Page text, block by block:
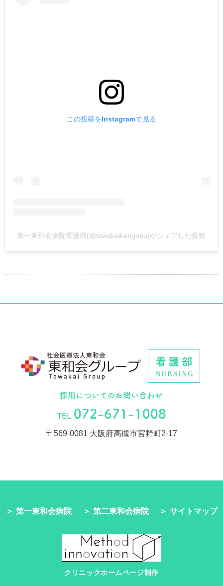
この投稿をInstagramで見る
第一東和会病院看護部(@towakaikangobu)がシェアした投稿
採用についてのお問い合わせ
TEL 072-671-1008
〒569-0081 大阪府高槻市宮野町2-17
第一東和会病院 第二東和会病院 サイトマップ
クリニックホームページ制作